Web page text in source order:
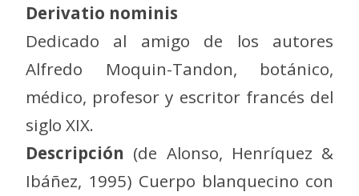
Derivatio nominis
Dedicado al amigo de los autores
Alfredo Moquin-Tandon, botánico,
médico, profesor y escritor francés del
siglo XIX.
Descripción (de Alonso, Henríquez &
Ibáñez, 1995) Cuerpo blanquecino con